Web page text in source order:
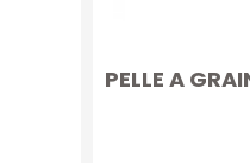
PELLE A